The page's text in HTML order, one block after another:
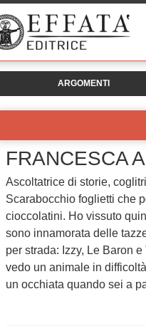
ARGOMENTI
FRANCESCA
Ascoltatrice di storie,
Scarabocchio foglietti che
cioccolatini. Ho vissuto
sono innamorata delle
per strada: Izzy, Le Baron
vedo un animale in
un occhiata quando sei a